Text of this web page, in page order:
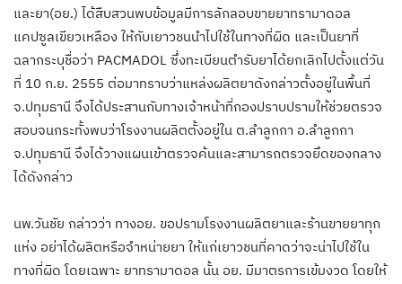
และยา(อย.) ได้สืบสวนพบข้อมูลมีการลักลอบขายยาทรามาดอล
แคปซูลเขียวเหลือง ให้กับเยาวชนนำไปใช้ในทางที่ผิด และเป็นยาที่
ฉลากระบุชื่อว่า PACMADOL ซึ่งทะเบียนตำรับยาได้ยกเลิกไปตั้งแต่วัน
ที่ 10 ก.ย. 2555 ต่อมาทราบว่าแหล่งผลิตยาดังกล่าวตั้งอยู่ในพื้นที่
จ.ปทุมธานี จึงได้ประสานกับทางเจ้าหน้าที่กองปราบปรามให้ช่วยตรวจ
สอบจนกระทั้งพบว่าโรงงานผลิตตั้งอยู่ใน ต.ลำลูกกา อ.ลำลูกกา
จ.ปทุมธานี จึงได้วางแผนเข้าตรวจค้นและสามารถตรวจยึดของกลาง
ได้ดังกล่าว
นพ.วันชัย กล่าวว่า ทางอย. ขอปรามโรงงานผลิตยาและร้านขายยาทุก
แห่ง อย่าได้ผลิตหรือจำหน่ายยา ให้แก่เยาวชนที่คาดว่าจะน่าไปใช้ใน
ทางที่ผิด โดยเฉพาะ ยาทรามาดอล นั้น อย. มีมาตรการเข้มงวด โดยให้